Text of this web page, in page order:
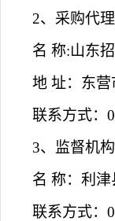
2、采购代
名 称:山东
地 址： 东
联系方式：
3、监督机构
名 称：利津
联系方式：